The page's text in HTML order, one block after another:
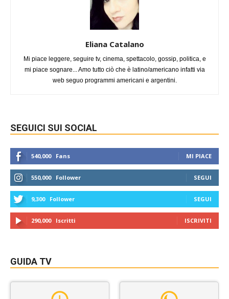
Eliana Catalano
Mi piace leggere, seguire tv, cinema, spettacolo, gossip, politica, e
mi piace sognare... Amo tutto ciò che è latino/americano infatti via
web seguo programmi americani e argentini.
SEGUICI SUI SOCIAL
540,000 Fans MI PIACE
550,000 Follower SEGUI
9,300 Follower SEGUI
290,000 Iscritti ISCRIVITI
GUIDA TV